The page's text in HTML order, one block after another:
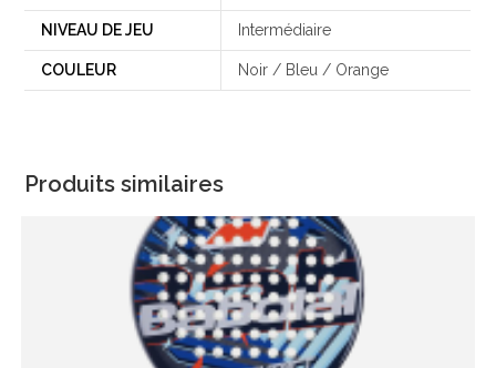
NIVEAU DE JEU Intermédiaire
COULEUR Noir / Bleu / Orange
Produits similaires